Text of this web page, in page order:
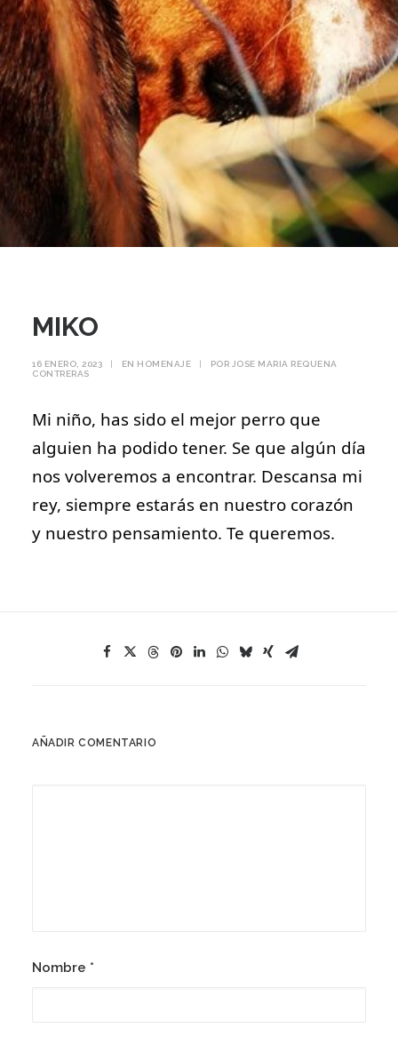
MIKO
16 ENERO, 2023 | EN HOMENAJE | POR JOSE MARIA REQUENA
CONTRERAS
Mi niño, has sido el mejor perro que
alguien ha podido tener. Se que algún día
nos volveremos a encontrar. Descansa mi
rey, siempre estarás en nuestro corazón
y nuestro pensamiento. Te queremos.
AÑADIR COMENTARIO
Nombre *